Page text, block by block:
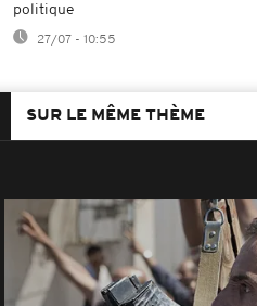
politique
27/07 - 10:55
SUR LE MÊME THÈME